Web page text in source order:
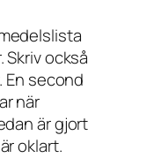
också
En second
när
är gjort
oklart.